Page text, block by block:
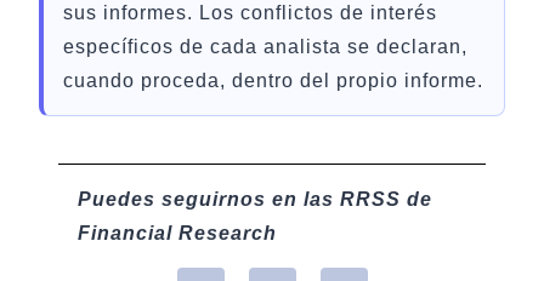
sus informes. Los conflictos de interés
específicos de cada analista se declaran,
cuando proceda, dentro del propio informe.
Puedes seguirnos en las RRSS de
Financial Research